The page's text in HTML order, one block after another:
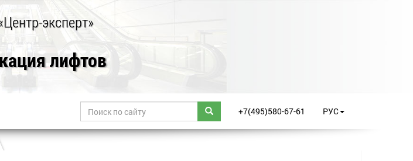
эксперт»
лифтов
+7(495)580-67-61 РУС